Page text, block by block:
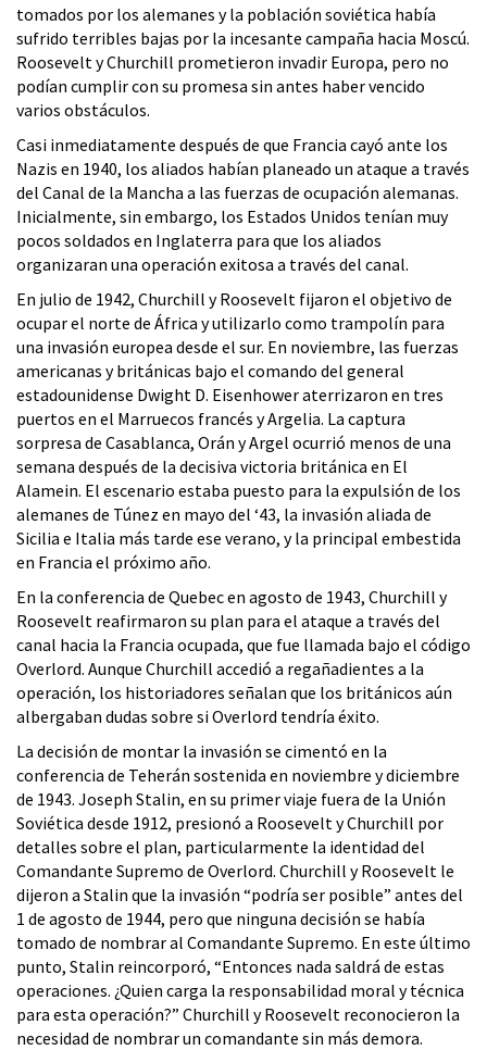
tomados por los alemanes y la población soviética había
sufrido terribles bajas por la incesante campaña hacia Moscú.
Roosevelt y Churchill prometieron invadir Europa, pero no
podían cumplir con su promesa sin antes haber vencido
varios obstáculos.
Casi inmediatamente después de que Francia cayó ante los
Nazis en 1940, los aliados habían planeado un ataque a través
del Canal de la Mancha a las fuerzas de ocupación alemanas.
Inicialmente, sin embargo, los Estados Unidos tenían muy
pocos soldados en Inglaterra para que los aliados
organizaran una operación exitosa a través del canal.
En julio de 1942, Churchill y Roosevelt fijaron el objetivo de
ocupar el norte de África y utilizarlo como trampolín para
una invasión europea desde el sur. En noviembre, las fuerzas
americanas y británicas bajo el comando del general
estadounidense Dwight D. Eisenhower aterrizaron en tres
puertos en el Marruecos francés y Argelia. La captura
sorpresa de Casablanca, Orán y Argel ocurrió menos de una
semana después de la decisiva victoria británica en El
Alamein. El escenario estaba puesto para la expulsión de los
alemanes de Túnez en mayo del ‘43, la invasión aliada de
Sicilia e Italia más tarde ese verano, y la principal embestida
en Francia el próximo año.
En la conferencia de Quebec en agosto de 1943, Churchill y
Roosevelt reafirmaron su plan para el ataque a través del
canal hacia la Francia ocupada, que fue llamada bajo el código
Overlord. Aunque Churchill accedió a regañadientes a la
operación, los historiadores señalan que los británicos aún
albergaban dudas sobre si Overlord tendría éxito.
La decisión de montar la invasión se cimentó en la
conferencia de Teherán sostenida en noviembre y diciembre
de 1943. Joseph Stalin, en su primer viaje fuera de la Unión
Soviética desde 1912, presionó a Roosevelt y Churchill por
detalles sobre el plan, particularmente la identidad del
Comandante Supremo de Overlord. Churchill y Roosevelt le
dijeron a Stalin que la invasión “podría ser posible” antes del
1 de agosto de 1944, pero que ninguna decisión se había
tomado de nombrar al Comandante Supremo. En este último
punto, Stalin reincorporó, “Entonces nada saldrá de estas
operaciones. ¿Quien carga la responsabilidad moral y técnica
para esta operación?” Churchill y Roosevelt reconocieron la
necesidad de nombrar un comandante sin más demora.